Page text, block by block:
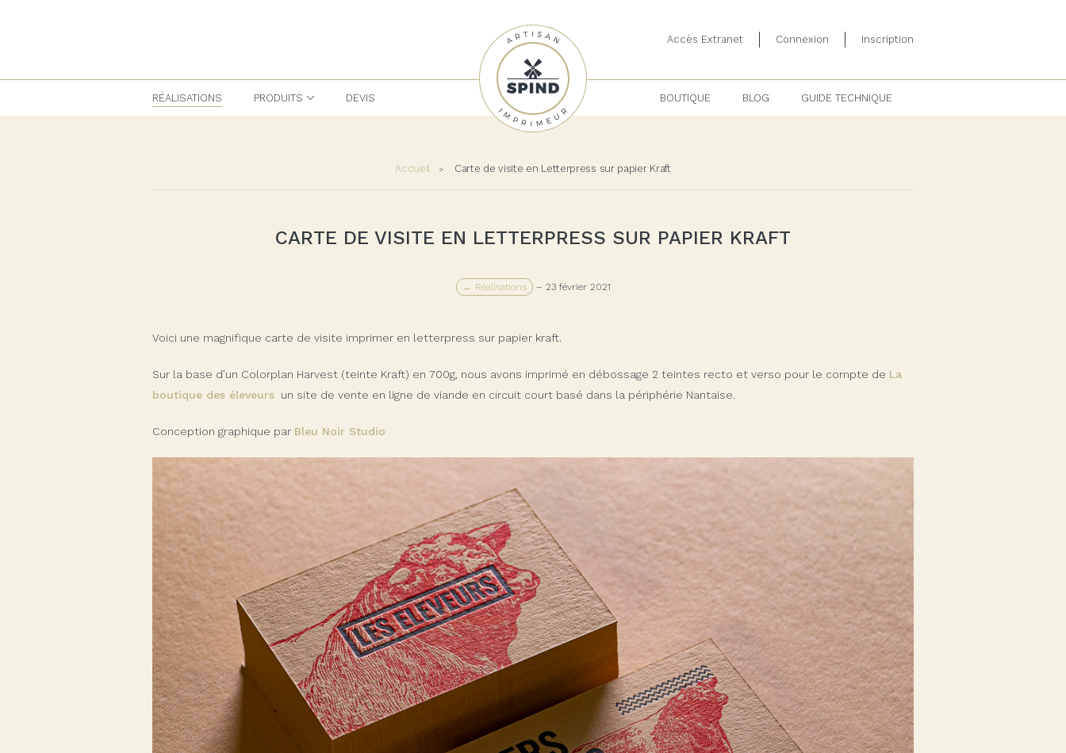
Accès Extranet Connexion Inscription
RÉALISATIONS PRODUITS DEVIS BOUTIQUE BLOG GUIDE TECHNIQUE
Accueil Carte de visite en Letterpress sur papier Kraft
CARTE DE VISITE EN LETTERPRESS SUR PAPIER KRAFT
← Réalisations – 23 février 2021
Voici une magnifique carte de visite imprimer en letterpress sur papier kraft.
Sur la base d’un Colorplan Harvest (teinte Kraft) en 700g, nous avons imprimé en débossage 2 teintes recto et verso pour le compte de La
boutique des éleveurs un site de vente en ligne de viande en circuit court basé dans la périphérie Nantaise.
Conception graphique par Bleu Noir Studio